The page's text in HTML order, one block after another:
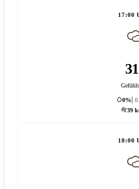
17:00
0%
39
18:00